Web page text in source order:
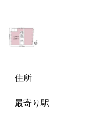
住所
最寄り駅